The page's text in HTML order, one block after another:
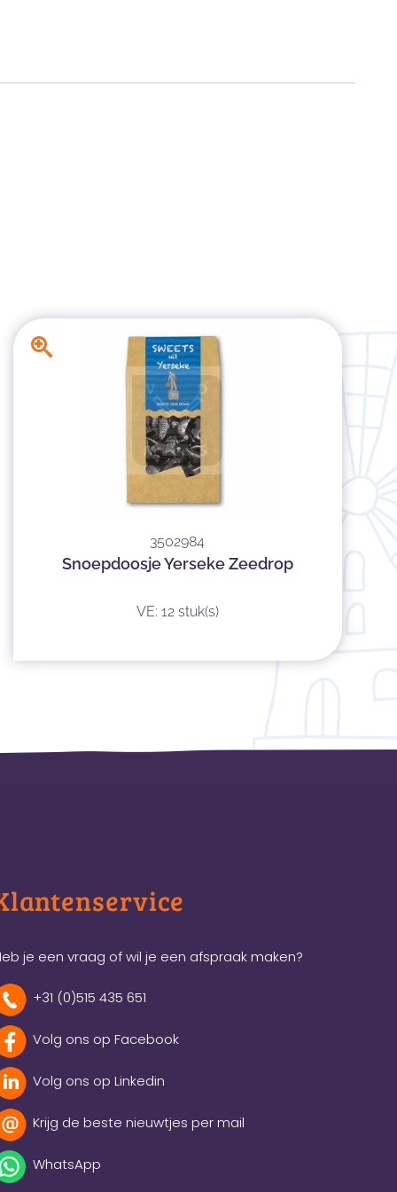
3502984
Snoepdoosje Yerseke Zeedrop
VE: 12 stuk(s)
je een vraag of wil je een afspraak maken?
+31 (0)515 435 651
Volg ons op Facebook
Volg ons op Linkedin
Krijg de beste nieuwtjes per mail
WhatsApp